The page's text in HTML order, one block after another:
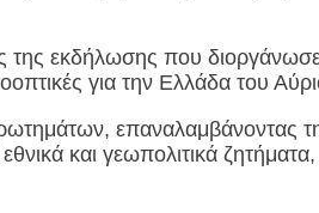
της εκδήλωσης που
για την Ελλάδα του
επαναλαμβάνοντας
και γεωπολιτικά ζητήματα,